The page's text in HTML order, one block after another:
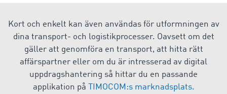
Kort och enkelt kan även användas för utformningen av
dina transport- och logistikprocesser. Oavsett om det
gäller att genomföra en transport, att hitta rätt
affärspartner eller om du är intresserad av digital
uppdragshantering så hittar du en passande
applikation på
TIMOCOM:s marknadsplats.